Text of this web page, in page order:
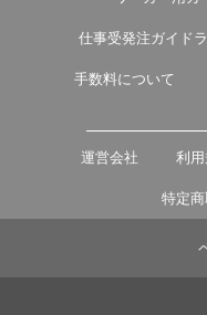
仕事受発注ガイド
手数料について
運営会社 利
特定